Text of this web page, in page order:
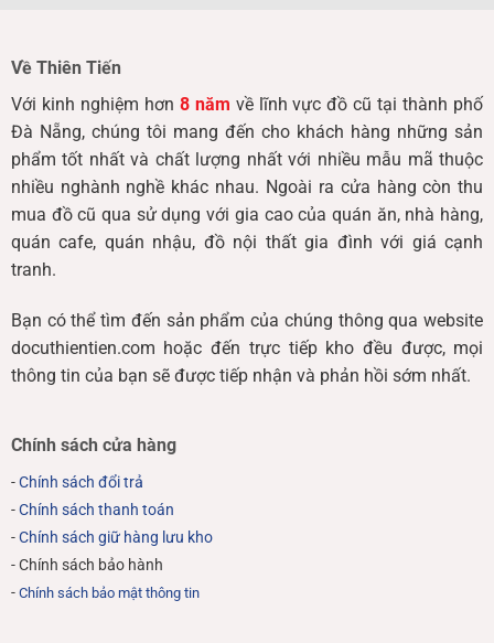
Về Thiên Tiến
Với kinh nghiệm hơn 8 năm về lĩnh vực đồ cũ tại thành phố
Đà Nẵng, chúng tôi mang đến cho khách hàng những sản
phẩm tốt nhất và chất lượng nhất với nhiều mẫu mã thuộc
nhiều nghành nghề khác nhau. Ngoài ra cửa hàng còn thu
mua đồ cũ qua sử dụng với gia cao của quán ăn, nhà hàng,
quán cafe, quán nhậu, đồ nội thất gia đình với giá cạnh
tranh.
Bạn có thể tìm đến sản phẩm của chúng thông qua website
docuthientien.com hoặc đến trực tiếp kho đều được, mọi
thông tin của bạn sẽ được tiếp nhận và phản hồi sớm nhất.
Chính sách cửa hàng
-Chính sách đổi trả
-Chính sách thanh toán
-Chính sách giữ hàng lưu kho
- Chính sách bảo hành
- Chính sách bảo mật thông tin